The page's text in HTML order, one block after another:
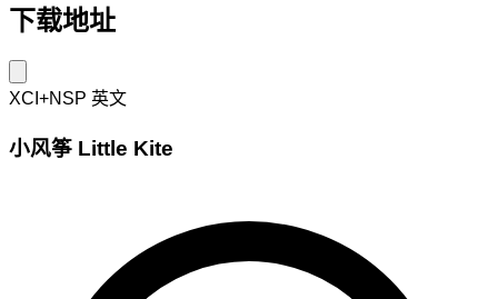
下载地址
XCI+NSP 英文
小风筝 Little Kite